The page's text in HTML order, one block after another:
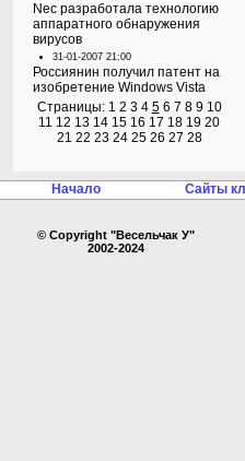
Nec разработала технологию
аппаратного обнаружения
вирусов
31-01-2007 21:00
Россиянин получил патент на
изобретение Windows Vista
Страницы: 1 2 3 4 5 6 7 8 9 10
11 12 13 14 15 16 17 18 19 20
21 22 23 24 25 26 27 28
Начало Сайты
© Copyright "Весельчак У"
2002-2024